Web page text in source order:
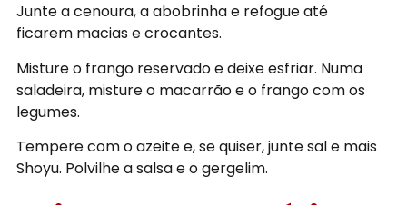
Junte a cenoura, a abobrinha e refogue até
ficarem macias e crocantes.
Misture o frango reservado e deixe esfriar. Numa
saladeira, misture o macarrão e o frango com os
legumes.
Tempere com o azeite e, se quiser, junte sal e mais
Shoyu. Polvilhe a salsa e o gergelim.